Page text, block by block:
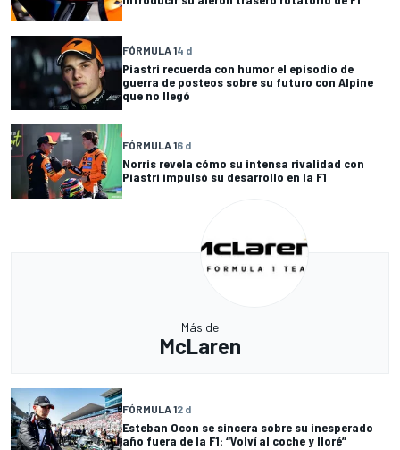
FÓRMULA 14 d
Piastri recuerda con humor el episodio de
guerra de posteos sobre su futuro con Alpine
que no llegó
FÓRMULA 16 d
Norris revela cómo su intensa rivalidad con
Piastri impulsó su desarrollo en la F1
Más de
McLaren
FÓRMULA 12 d
Esteban Ocon se sincera sobre su inesperado
año fuera de la F1: “Volví al coche y lloré”